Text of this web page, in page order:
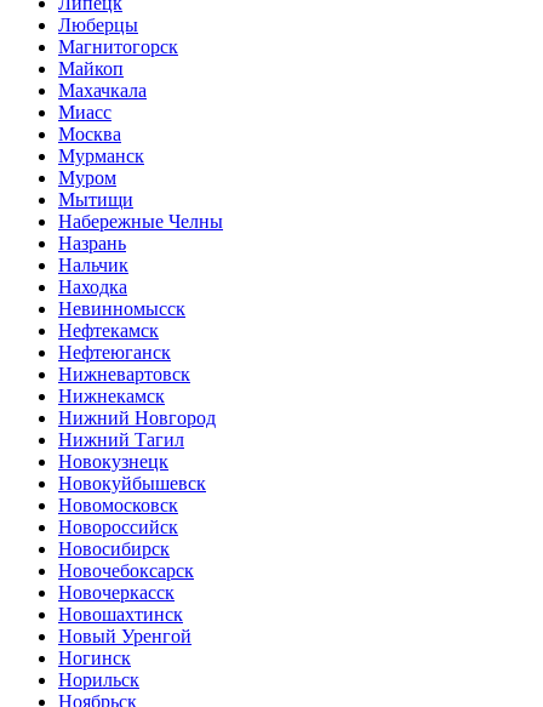
Люберцы
Магнитогорск
Майкоп
Махачкала
Миасс
Москва
Мурманск
Муром
Мытищи
Набережные Челны
Назрань
Нальчик
Находка
Невинномысск
Нефтекамск
Нефтеюганск
Нижневартовск
Нижнекамск
Нижний Новгород
Нижний Тагил
Новокузнецк
Новокуйбышевск
Новомосковск
Новороссийск
Новосибирск
Новочебоксарск
Новочеркасск
Новошахтинск
Новый Уренгой
Ногинск
Норильск
Ноябрьск